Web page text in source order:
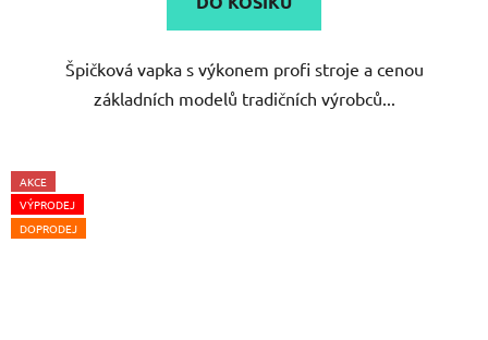
z
hvězdiček.
Špičková vapka s výkonem profi stroje a cenou
základních modelů tradičních výrobců...
AKCE
VÝPRODEJ
DOPRODEJ